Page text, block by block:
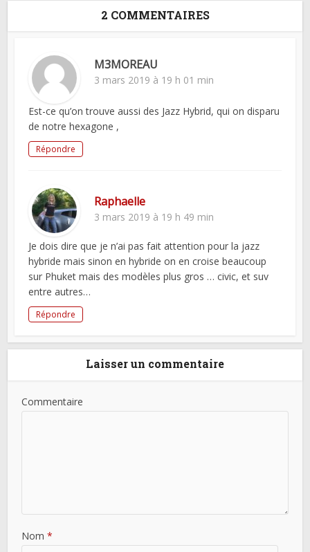
2 COMMENTAIRES
M3MOREAU
3 mars 2019 à 19 h 01 min
Est-ce qu’on trouve aussi des Jazz Hybrid, qui on disparu
de notre hexagone ,
Répondre
Raphaelle
3 mars 2019 à 19 h 49 min
Je dois dire que je n’ai pas fait attention pour la jazz
hybride mais sinon en hybride on en croise beaucoup
sur Phuket mais des modèles plus gros … civic, et suv
entre autres…
Répondre
Laisser un commentaire
Commentaire
Nom*